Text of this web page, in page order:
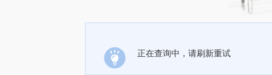
正在查询中，请刷新重试